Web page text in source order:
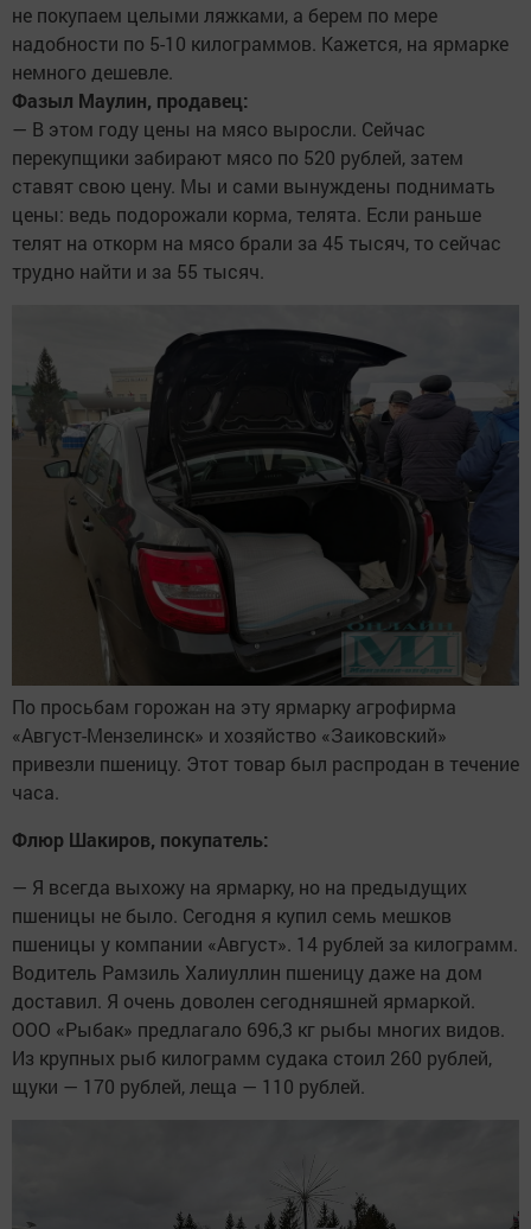
не покупаем целыми ляжками, а берем по мере
надобности по 5-10 килограммов. Кажется, на ярмарке
немного дешевле.
Фазыл Маулин, продавец:
— В этом году цены на мясо выросли. Сейчас
перекупщики забирают мясо по 520 рублей, затем
ставят свою цену. Мы и сами вынуждены поднимать
цены: ведь подорожали корма, телята. Если раньше
телят на откорм на мясо брали за 45 тысяч, то сейчас
трудно найти и за 55 тысяч.
По просьбам горожан на эту ярмарку агрофирма
«Август-Мензелинск» и хозяйство «Заиковский»
привезли пшеницу. Этот товар был распродан в течение
часа.
Флюр Шакиров, покупатель:
— Я всегда выхожу на ярмарку, но на предыдущих
пшеницы не было. Сегодня я купил семь мешков
пшеницы у компании «Август». 14 рублей за килограмм.
Водитель Рамзиль Халиуллин пшеницу даже на дом
доставил. Я очень доволен сегодняшней ярмаркой.
ООО «Рыбак» предлагало 696,3 кг рыбы многих видов.
Из крупных рыб килограмм судака стоил 260 рублей,
щуки — 170 рублей, леща — 110 рублей.